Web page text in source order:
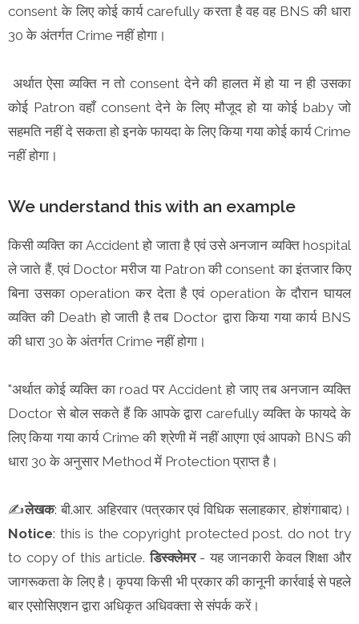
consent के लिए कोई कार्य carefully करता है वह वह BNS की धारा
30 के अंतर्गत Crime नहीं होगा।
अर्थात ऐसा व्यक्ति न तो consent देने की हालत में हो या न ही उसका
कोई Patron वहाँ consent देने के लिए मौजूद हो या कोई baby जो
सहमति नहीं दे सकता हो इनके फायदा के लिए किया गया कोई कार्य Crime
नहीं होगा।
We understand this with an example
किसी व्यक्ति का Accident हो जाता है एवं उसे अनजान व्यक्ति hospital
ले जाते हैं, एवं Doctor मरीज या Patron की consent का इंतजार किए
बिना उसका operation कर देता है एवं operation के दौरान घायल
व्यक्ति की Death हो जाती है तब Doctor द्वारा किया गया कार्य BNS
की धारा 30 के अंतर्गत Crime नहीं होगा।
"अर्थात कोई व्यक्ति का road पर Accident हो जाए तब अनजान व्यक्ति
Doctor से बोल सकते हैं कि आपके द्वारा carefully व्यक्ति के फायदे के
लिए किया गया कार्य Crime की श्रेणी में नहीं आएगा एवं आपको BNS की
धारा 30 के अनुसार Method में Protection प्राप्त है।
✍️लेखक: बी.आर. अहिरवार (पत्रकार एवं विधिक सलाहकार, होशंगाबाद)।
Notice: this is the copyright protected post. do not try
to copy of this article.डिस्क्लेमर- यह जानकारी केवल शिक्षा और
जागरूकता के लिए है। कृपया किसी भी प्रकार की कानूनी कार्रवाई से पहले
बार एसोसिएशन द्वारा अधिकृत अधिवक्ता से संपर्क करें।